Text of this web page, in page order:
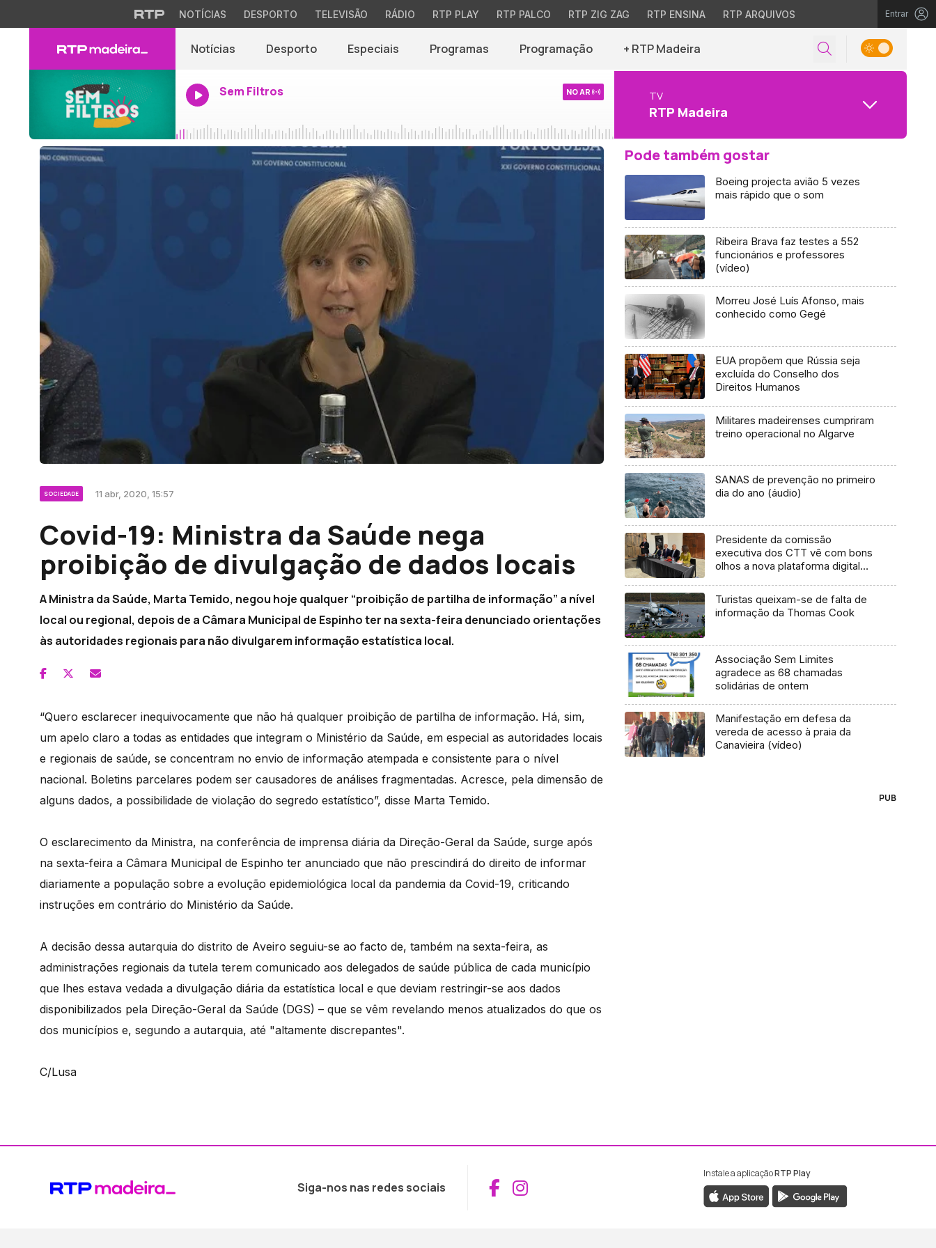
NOTÍCIAS DESPORTO TELEVISÃO RÁDIO RTP PLAY RTP PALCO RTP ZIG ZAG RTP ENSINA RTP ARQUIVOS Entrar
Notícias Desporto Especiais Programas Programação + RTP Madeira
Sem Filtros NO AR TV
RTP Madeira
SOCIEDADE 11 abr, 2020, 15:57
Covid-19: Ministra da Saúde nega
proibição de divulgação de dados locais
A Ministra da Saúde, Marta Temido, negou hoje qualquer “proibição de partilha de informação” a nível
local ou regional, depois de a Câmara Municipal de Espinho ter na sexta-feira denunciado orientações
às autoridades regionais para não divulgarem informação estatística local.
“Quero esclarecer inequivocamente que não há qualquer proibição de partilha de informação. Há, sim,
um apelo claro a todas as entidades que integram o Ministério da Saúde, em especial as autoridades locais
e regionais de saúde, se concentram no envio de informação atempada e consistente para o nível
nacional. Boletins parcelares podem ser causadores de análises fragmentadas. Acresce, pela dimensão de
alguns dados, a possibilidade de violação do segredo estatístico”, disse Marta Temido.
O esclarecimento da Ministra, na conferência de imprensa diária da Direção-Geral da Saúde, surge após
na sexta-feira a Câmara Municipal de Espinho ter anunciado que não prescindirá do direito de informar
diariamente a população sobre a evolução epidemiológica local da pandemia da Covid-19, criticando
instruções em contrário do Ministério da Saúde.
A decisão dessa autarquia do distrito de Aveiro seguiu-se ao facto de, também na sexta-feira, as
administrações regionais da tutela terem comunicado aos delegados de saúde pública de cada município
que lhes estava vedada a divulgação diária da estatística local e que deviam restringir-se aos dados
disponibilizados pela Direção-Geral da Saúde (DGS) – que se vêm revelando menos atualizados do que os
dos municípios e, segundo a autarquia, até "altamente discrepantes".
C/Lusa
Pode também gostar
Boeing projecta avião 5 vezes
mais rápido que o som
Ribeira Brava faz testes a 552
funcionários e professores
(vídeo)
Morreu José Luís Afonso, mais
conhecido como Gegé
EUA propõem que Rússia seja
excluída do Conselho dos
Direitos Humanos
Militares madeirenses cumpriram
treino operacional no Algarve
SANAS de prevenção no primeiro
dia do ano (áudio)
Presidente da comissão
executiva dos CTT vê com bons
olhos a nova plataforma digital
Turistas queixam-se de falta de
informação da Thomas Cook
Associação Sem Limites
agradece as 68 chamadas
solidárias de ontem
Manifestação em defesa da
vereda de acesso à praia da
Canavieira (vídeo)
PUB
Siga-nos nas redes sociais Aceder ao Facebook da RTP Madeira
Aceder ao Instagram da RTP Madeira
Instale a aplicaçãoRTP Play